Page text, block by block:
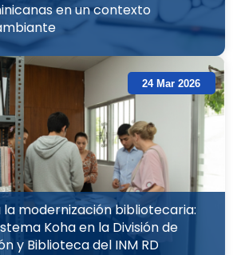
en un contexto
24 Mar 2026
la modernización bibliotecaria:
Koha en la División de
y Biblioteca del INM RD